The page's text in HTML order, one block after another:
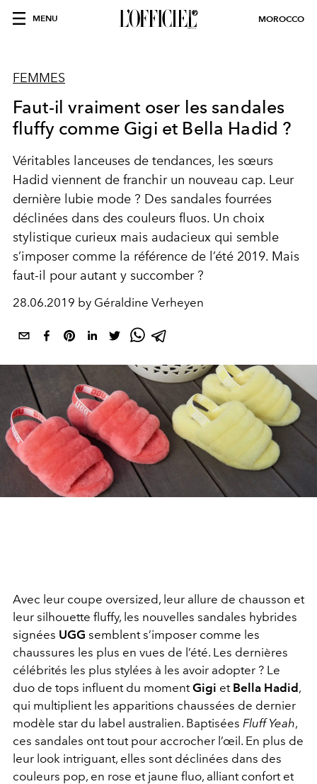
MENU MOROCCO
FEMMES
Faut-il vraiment oser les sandales
fluffy comme Gigi et Bella Hadid ?
Véritables lanceuses de tendances, les sœurs
Hadid viennent de franchir un nouveau cap. Leur
dernière lubie mode ? Des sandales fourrées
déclinées dans des couleurs fluos. Un choix
stylistique curieux mais audacieux qui semble
s’imposer comme la référence de l’été 2019. Mais
faut-il pour autant y succomber ?
28.06.2019 by Géraldine Verheyen
Avec leur coupe oversized, leur allure de chausson et
leur silhouette fluffy, les nouvelles sandales hybrides
signées UGG semblent s’imposer comme les
chaussures les plus en vues de l’été. Les dernières
célébrités les plus stylées à les avoir adopter ? Le
duo de tops influent du momentGigi et Bella Hadid,
qui multiplient les apparitions chaussées de dernier
modèle star du label australien. Baptisées Fluff Yeah,
ces sandales ont tout pour accrocher l’œil. En plus de
leur look intriguant, elles sont déclinées dans des
couleurs pop, en rose et jaune fluo, alliant confort et